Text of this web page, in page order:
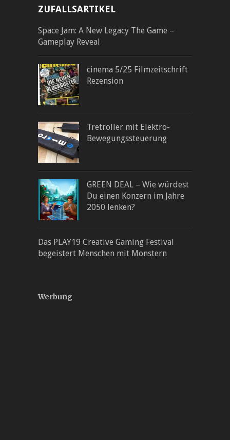
ZUFALLSARTIKEL
Space Jam: A New Legacy The Game –
Gameplay Reveal
cinema 5/25 Filmzeitschrift
Rezension
Tretroller mit Elektro-
Bewegungssteuerung
GREEN DEAL – Wie würdest
Du einen Konzern im Jahre
2050 lenken?
Das PLAY19 Creative Gaming Festival
begeistert Menschen mit Monstern
Werbung